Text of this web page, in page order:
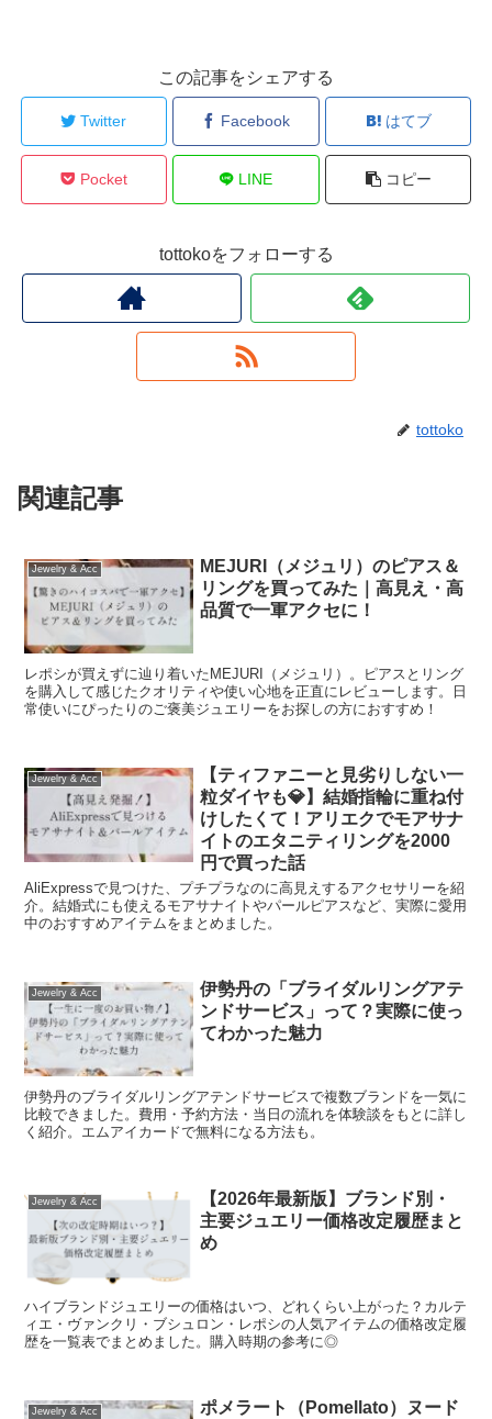
この記事をシェアする
Twitter Facebook はてブ
Pocket LINE コピー
tottokoをフォローする
tottoko
関連記事
Jewelry & Acc
MEJURI（メジュリ）のピアス＆
リングを買ってみた｜高見え・高
品質で一軍アクセに！
レポシが買えずに辿り着いたMEJURI（メジュリ）。ピアスとリング
を購入して感じたクオリティや使い心地を正直にレビューします。日
常使いにぴったりのご褒美ジュエリーをお探しの方におすすめ！
Jewelry & Acc
【ティファニーと見劣りしない一
粒ダイヤも💎】結婚指輪に重ね付
けしたくて！アリエクでモアサナ
イトのエタニティリングを2000
円で買った話
AliExpressで見つけた、プチプラなのに高見えするアクセサリーを紹
介。結婚式にも使えるモアサナイトやパールピアスなど、実際に愛用
中のおすすめアイテムをまとめました。
Jewelry & Acc
伊勢丹の「ブライダルリングアテ
ンドサービス」って？実際に使っ
てわかった魅力
伊勢丹のブライダルリングアテンドサービスで複数ブランドを一気に
比較できました。費用・予約方法・当日の流れを体験談をもとに詳し
く紹介。エムアイカードで無料になる方法も。
Jewelry & Acc
【2026年最新版】ブランド別・
主要ジュエリー価格改定履歴まと
め
ハイブランドジュエリーの価格はいつ、どれくらい上がった？カルテ
ィエ・ヴァンクリ・ブシュロン・レポシの人気アイテムの価格改定履
歴を一覧表でまとめました。購入時期の参考に◎
Jewelry & Acc
ポメラート（Pomellato）ヌード